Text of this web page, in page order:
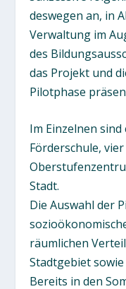
deswegen an, in
Verwaltung im
des
das Projekt und
Pilotphase
Im Einzelnen
Förderschule,
Stadt.
Die Auswahl der
räumlichen
Stadtgebiet
Bereits in den